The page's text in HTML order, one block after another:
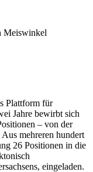
Plattform für
Jahre bewirbt sich
– von der
mehreren hundert
26 Positionen in die
eingeladen.